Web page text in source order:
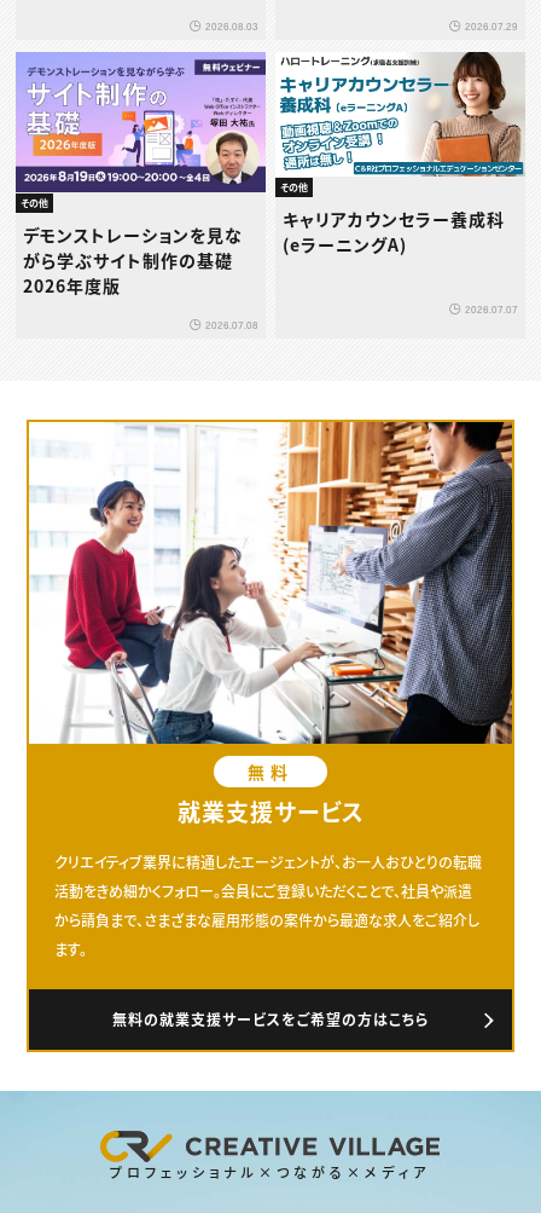
2026.08.03 2026.07.29
その他
デモンストレーションを見な
がら学ぶサイト制作の基礎
2026年度版
2026.07.08
その他
キャリアカウンセラー養成科
(eラーニングA)
2026.07.07
無料
就業支援サービス
クリエイティブ業界に精通したエージェントが、お一人おひとりの転職
活動をきめ細かくフォロー。会員にご登録いただくことで、社員や派遣
から請負まで、さまざまな雇用形態の案件から最適な求人をご紹介し
ます。
無料の就業支援サービスをご希望の方はこちら
プロフェッショナル×つながる×メディア